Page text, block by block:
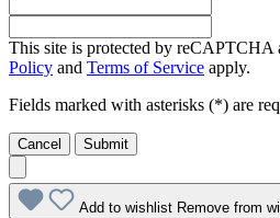
This site is protected by reCAPTCHA
Policy and Terms of Service apply.
Fields marked with asterisks (*) are
Cancel Submit
Add to wishlist Remove from